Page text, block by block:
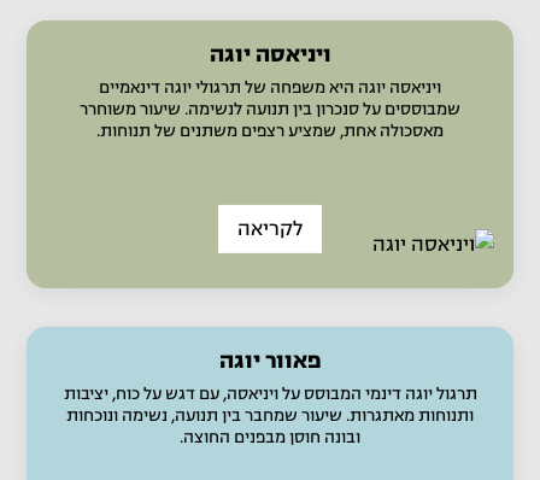
ויניאסה יוגה
ויניאסה יוגה היא משפחה של תרגולי יוגה דינאמיים
שמבוססים על סנכרון בין תנועה לנשימה. שיעור משוחרר
מאסכולה אחת, שמציע רצפים משתנים של תנוחות.
לקריאה
פאוור יוגה
תרגול יוגה דינמי המבוסס על ויניאסה, עם דגש על כוח, יציבות
ותנוחות מאתגרות. שיעור שמחבר בין תנועה, נשימה ונוכחות
ובונה חוסן מבפנים החוצה.